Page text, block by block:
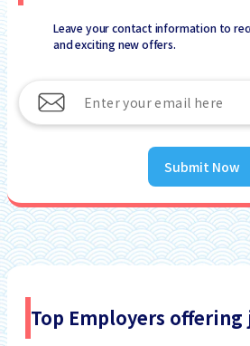
Leave your contact information to
and exciting new offers.
Submit Now
Top Employers offering